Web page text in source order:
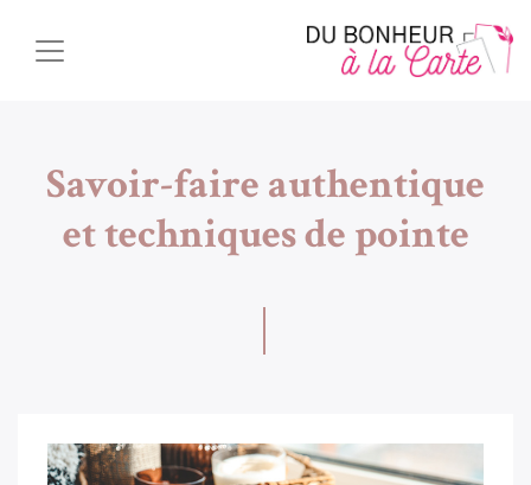
Savoir-faire authentique
et techniques de pointe